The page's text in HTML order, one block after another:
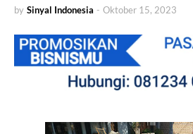
by Sinyal Indonesia - Oktober 15, 2023